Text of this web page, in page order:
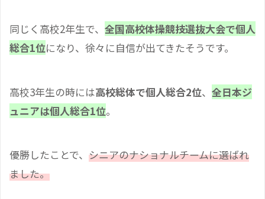
同じく高校2年生で、 全国高校体操競技選抜大会で個人
総合1位になり、徐々に自信が出てきたそうです。
高校3年生の時には高校総体で個人総合2位、 全日本ジ
ュニアは個人総合1位。
優勝したことで、 シニアのナショナルチームに選ばれ
ました。